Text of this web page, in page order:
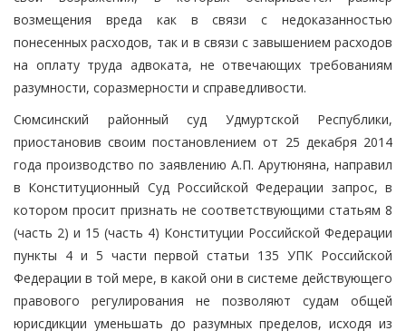
возмещения вреда как в связи с недоказанностью
понесенных расходов, так и в связи с завышением расходов
на оплату труда адвоката, не отвечающих требованиям
разумности, соразмерности и справедливости.
Сюмсинский районный суд Удмуртской Республики,
приостановив своим постановлением от 25 декабря 2014
года производство по заявлению А.П. Арутюняна, направил
в Конституционный Суд Российской Федерации запрос, в
котором просит признать не соответствующими статьям 8
(часть 2) и 15 (часть 4) Конституции Российской Федерации
пункты 4 и 5 части первой статьи 135 УПК Российской
Федерации в той мере, в какой они в системе действующего
правового регулирования не позволяют судам общей
юрисдикции уменьшать до разумных пределов, исходя из